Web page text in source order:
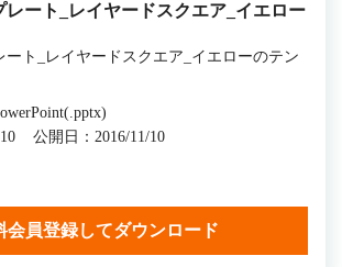
レート_レイヤードスクエア_イエロー
ート_レイヤードスクエア_イエローのテン
公開日：2016/11/10
会員登録してダウンロード